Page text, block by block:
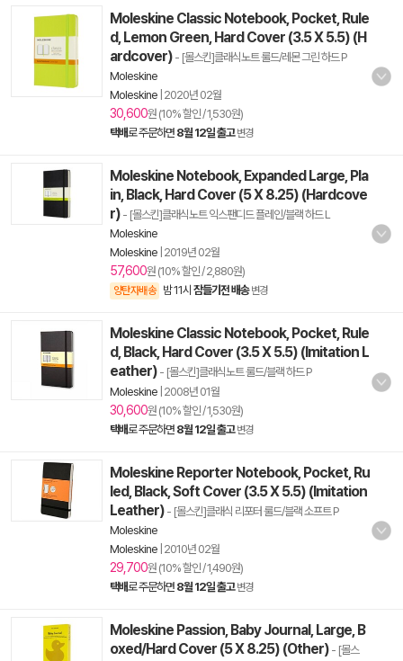
Moleskine Classic Notebook, Pocket, Rule
d, Lemon Green, Hard Cover (3.5 X 5.5) (H
ardcover) - [몰스킨]클래식노트 룰드/레몬 그린 하드 P
Moleskine
Moleskine 2020년 02월
30,600원 (10% 할인 / 1,530원)
택배로 주문하면 8월 12일 출고 변경
Moleskine Notebook, Expanded Large, Pla
in, Black, Hard Cover (5 X 8.25) (Hardcove
r) - [몰스킨]클래식노트 익스팬디드 플레인/블랙 하드 L
Moleskine
Moleskine 2019년 02월
57,600원 (10% 할인 / 2,880원)
양탄자배송 밤 11시 잠들기전 배송 변경
Moleskine Classic Notebook, Pocket, Rule
d, Black, Hard Cover (3.5 X 5.5) (Imitation L
eather) - [몰스킨]클래식노트 룰드/블랙 하드 P
Moleskine 2008년 01월
30,600원 (10% 할인 / 1,530원)
택배로 주문하면 8월 12일 출고 변경
Moleskine Reporter Notebook, Pocket, Ru
led, Black, Soft Cover (3.5 X 5.5) (Imitation
Leather) - [몰스킨]클래식 리포터 룰드/블랙 소프트 P
Moleskine
Moleskine 2010년 02월
29,700원 (10% 할인 / 1,490원)
택배로 주문하면 8월 12일 출고 변경
Moleskine Passion, Baby Journal, Large, B
oxed/Hard Cover (5 X 8.25) (Other) - [몰스